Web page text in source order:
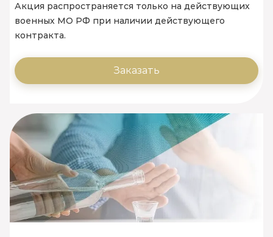
Акция распространяется только на действующих
военных МО РФ при наличии действующего
контракта.
Заказать